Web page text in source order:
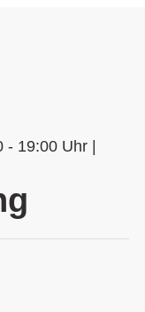
19:00 Uhr |